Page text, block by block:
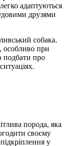
адаптуються
друзями
собака.
особливо при
подбати про
порода, яка
своєму
у